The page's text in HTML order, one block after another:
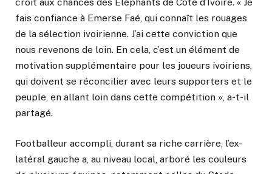
fais confiance à Emerse Faé, qui connaît les rouages
de la sélection ivoirienne. J’ai cette conviction que
nous revenons de loin. En cela, c’est un élément de
motivation supplémentaire pour les joueurs ivoiriens,
qui doivent se réconcilier avec leurs supporters et le
peuple, en allant loin dans cette compétition », a-t-il
partagé.
Footballeur accompli, durant sa riche carrière, l’ex-
latéral gauche a, au niveau local, arboré les couleurs